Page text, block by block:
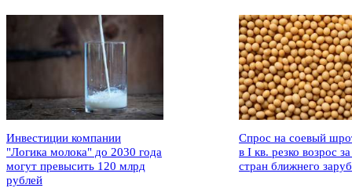
Инвестиции компании
"Логика молока" до 2030 года
могут превысить 120 млрд
рублей
Спрос на соевый
в I кв. резко возрос
стран ближнего